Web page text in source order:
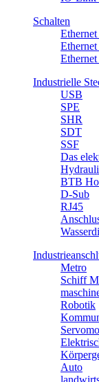
Schalten
Industrielle
USB
SPE
SHR
SDT
SSF
Das
BTB
D-Sub
RJ45
Metro
Schiff
Robotik
Auto